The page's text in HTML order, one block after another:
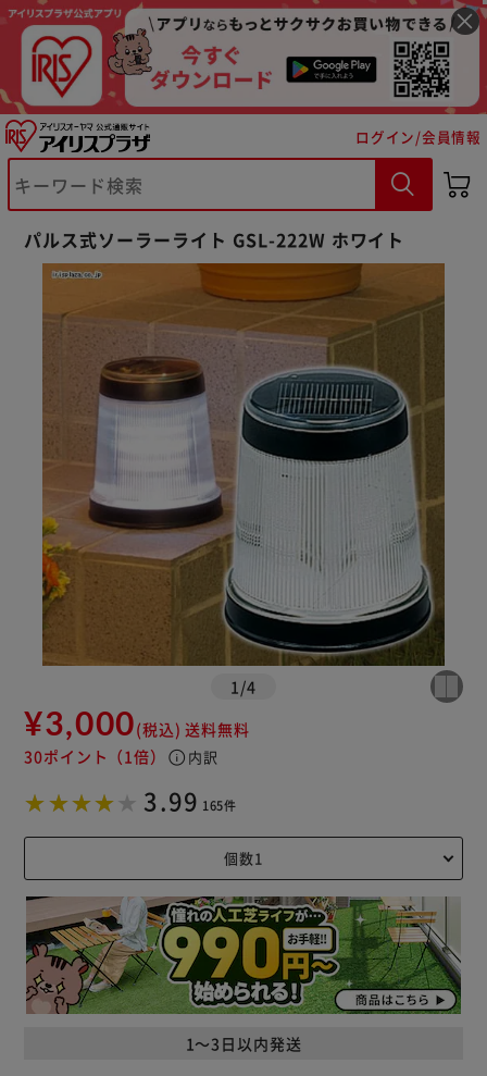
ログイン/会員情報
パルス式ソーラーライト GSL-222W ホワイト
1 /4
¥3,000(税込) 送料無料
30ポイント （1倍） info 内訳
3.99 165件
1～3日以内発送
※ご確認ください
カートに入れる 購入手続きへ